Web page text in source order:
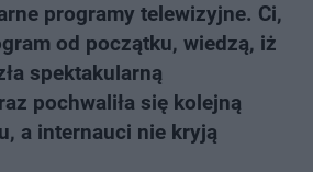
programy telewizyjne. Ci,
od początku, wiedzą, iż
spektakularną
pochwaliła się kolejną
a internauci nie kryją